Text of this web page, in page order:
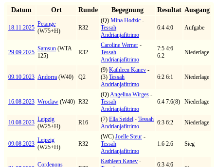
Datum Ort Runde Begegnung Resultat Ausgang
18.11.2025
Petange
(W75+H)
R32
(Q) Mina Hodzic -
Tessah
Andrianjafitrimo
6:4 4:0 Aufgabe
29.09.2025
Samsun (WTA
125)
R32
Caroline Werner -
Tessah
Andrianjafitrimo
7:5 4:6
6:2
Niederlage
09.10.2023 Andorra (W40) Q2
(9) Kathleen Kanev -
(3) Tessah
Andrianjafitrimo
6:2 6:1 Niederlage
16.08.2023 Wroclaw (W40) R32
(Q)Angelina Wirges -
Tessah
Andrianjafitrimo
6:4 7:6(8) Niederlage
10.08.2023 Leipzig
(W25+H)
R16 (7) Ella Seidel - Tessah
Andrianjafitrimo
6:3 6:2 Niederlage
09.08.2023
Leipzig
(W25+H)
R32
(WC) Joelle Steur -
Tessah
Andrianjafitrimo
1:6 2:6 Sieg
Cordenons Kathleen Kanev -
6:3 4:6